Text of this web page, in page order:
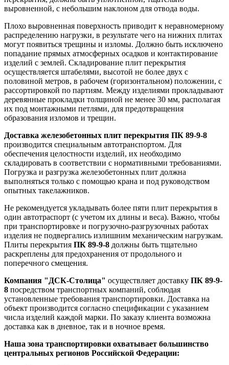
выровненной, с небольшим наклоном для отвода воды.
Плохо выровненная поверхность приводит к неравномерному
распределению нагрузки, в результате чего на нижних плитах
могут появиться трещины и изломы. Должно быть исключено
попадание прямых атмосферных осадков и контактирование
изделий с землей. Складирование плит перекрытия
осуществляется штабелями, высотой не более двух с
половиной метров, в рабочем (горизонтальном) положении, с
рассортировкой по партиям. Между изделиями прокладывают
деревянные прокладки толщиной не менее 30 мм, располагая
их под монтажными петлями, для предотвращения
образования изломов и трещин.
Доставка железобетонных плит перекрытия ПК 89-9-8
производится специальным автотранспортом. Для
обеспечения целостности изделий, их необходимо
складировать в соответствии с нормативными требованиями.
Погрузка и разгрузка железобетонных плит должна
выполняться только с помощью крана и под руководством
опытных такелажников.
Не рекомендуется укладывать более пяти плит перекрытия в
один автотраспорт (с учетом их длины и веса). Важно, чтобы
при транспортировке и погрузочно-разгрузочных работах
изделия не подвергались излишним механическим нагрузкам.
Плиты перекрытия ПК 89-9-8 должны быть тщательно
раскреплены для предохранения от продольного и
поперечного смещения.
Компания "ДСК-Столица" осуществляет доставку ПК 89-9-
8 посредством транспортных компаний, соблюдая
установленные требования транспортировки. Доставка на
объект производится согласно спецификации с указанием
числа изделий каждой марки. По заказу клиента возможна
доставка как в дневное, так и в ночное время.
Наша зона транспортировки охватывает большинство
центральных регионов Российской Федерации: